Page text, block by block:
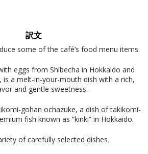
訳文
some of the café’s food menu items.
eggs from Shibecha in Hokkaido and
is a melt-in-your-mouth dish with a rich,
and gentle sweetness.
gohan ochazuke, a dish of takikomi-
fish known as “kinki” in Hokkaido.
of carefully selected dishes.